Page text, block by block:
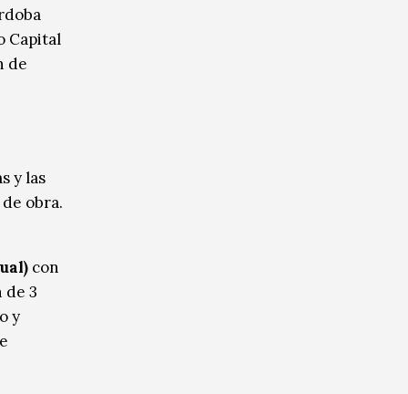
Capital
de
y las
obra.
con
de 3
y